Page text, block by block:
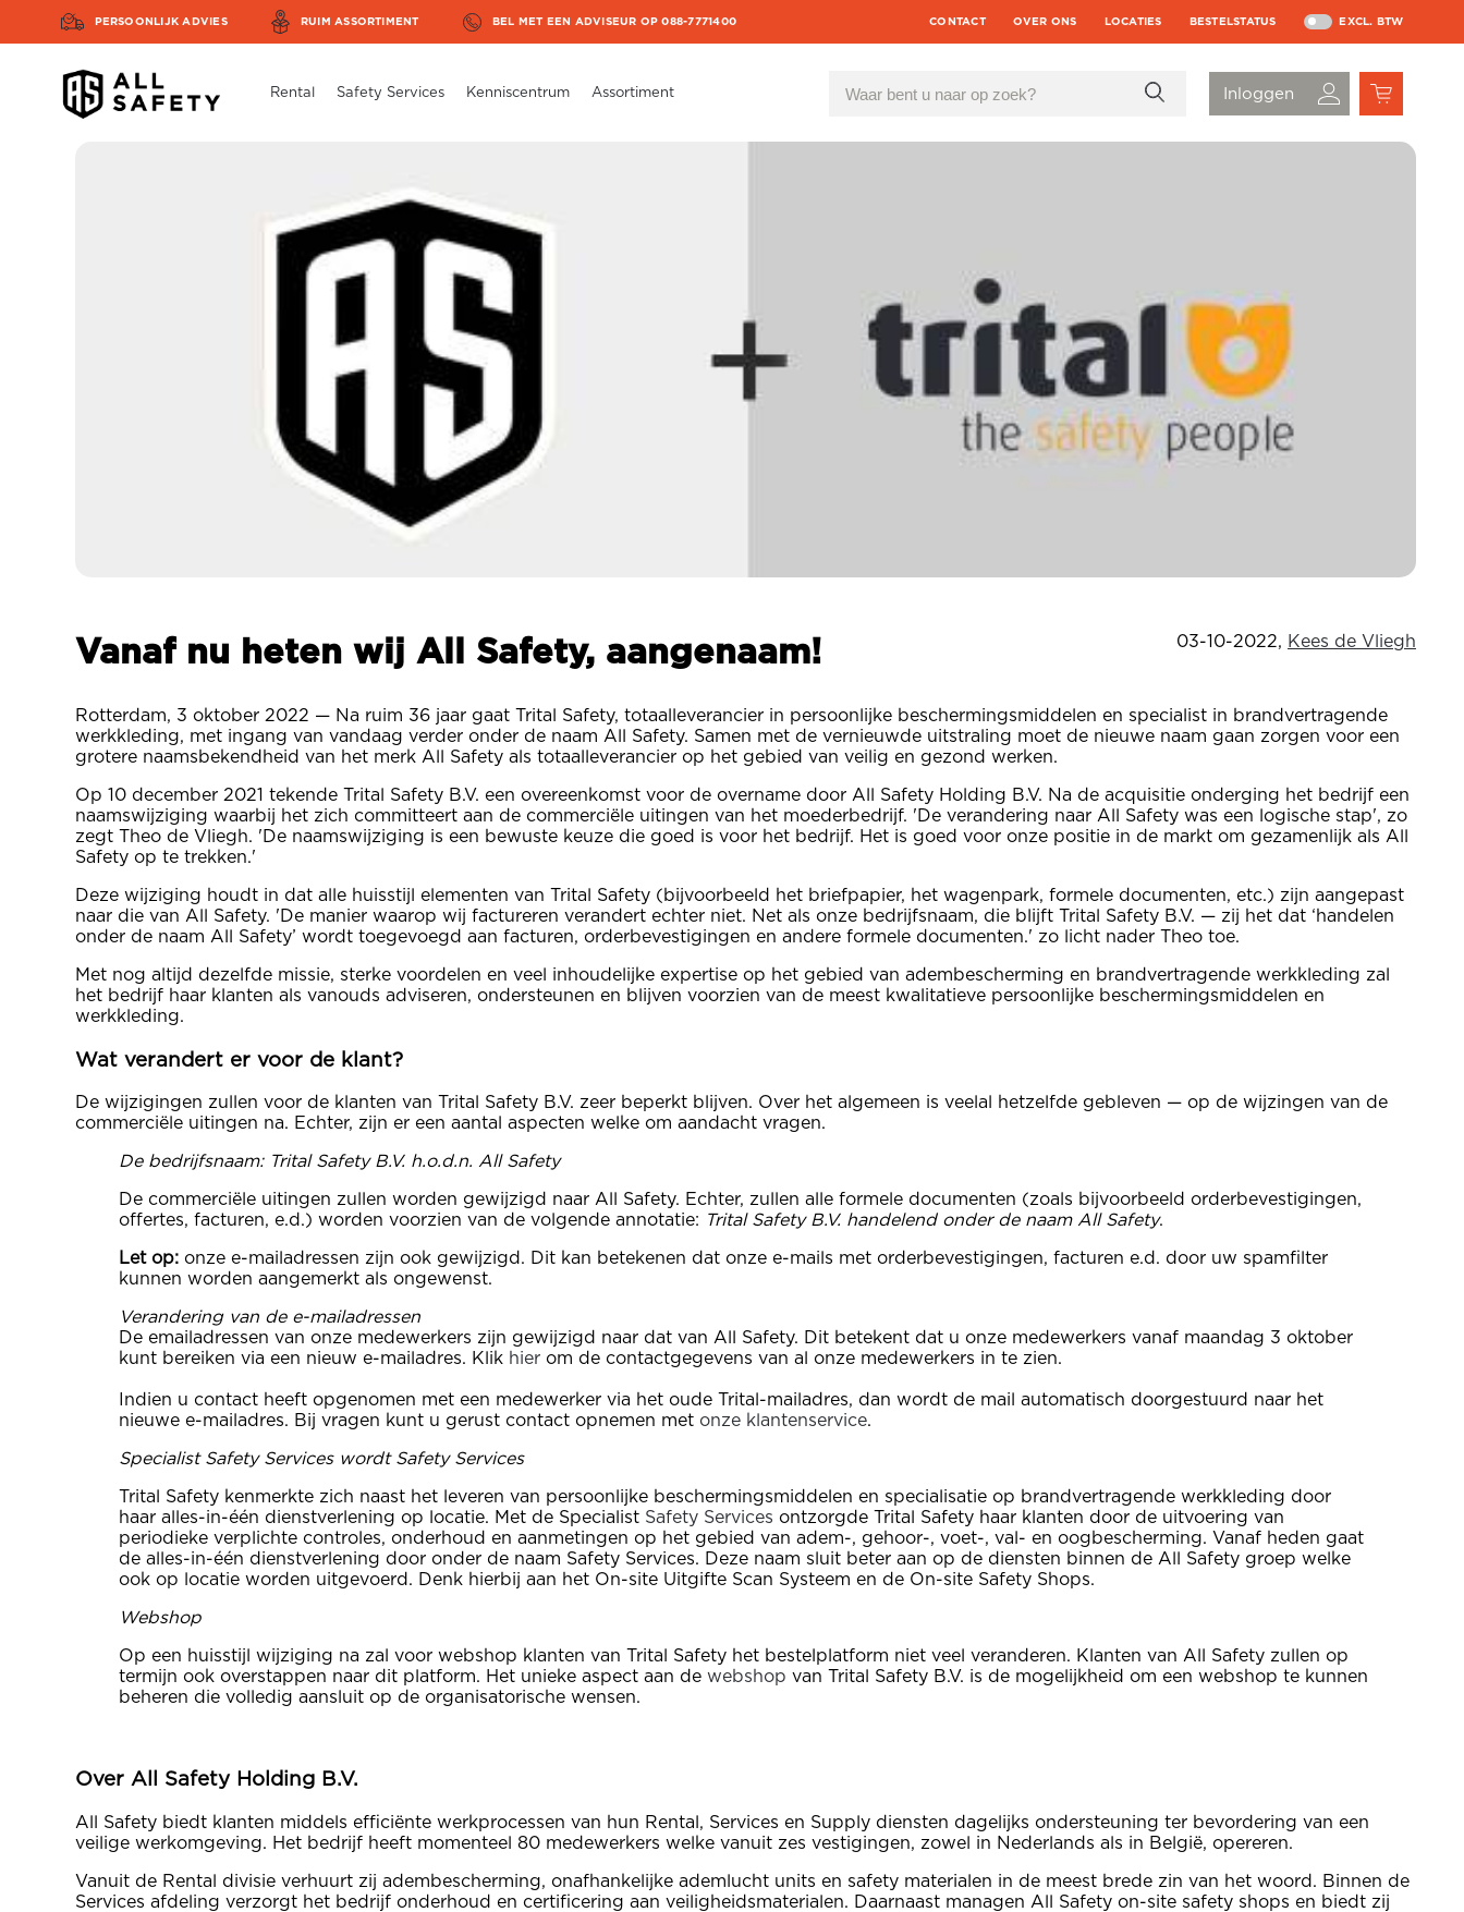
PERSOONLIJK ADVIES RUIM ASSORTIMENT BEL MET EEN ADVISEUR OP 088-7771400 CONTACT OVER ONS LOCATIES BESTELSTATUS EXCL. BTW
Rental Safety Services Kenniscentrum Assortiment
03-10-2022, Kees de Vliegh
Vanaf nu heten wij All Safety, aangenaam!
Rotterdam, 3 oktober 2022 — Na ruim 36 jaar gaat Trital Safety, totaalleverancier in persoonlijke beschermingsmiddelen en specialist in brandvertragende
werkkleding, met ingang van vandaag verder onder de naam All Safety. Samen met de vernieuwde uitstraling moet de nieuwe naam gaan zorgen voor een
grotere naamsbekendheid van het merk All Safety als totaalleverancier op het gebied van veilig en gezond werken.
Op 10 december 2021 tekende Trital Safety B.V. een overeenkomst voor de overname door All Safety Holding B.V. Na de acquisitie onderging het bedrijf een
naamswijziging waarbij het zich committeert aan de commerciële uitingen van het moederbedrijf. 'De verandering naar All Safety was een logische stap', zo
zegt Theo de Vliegh. 'De naamswijziging is een bewuste keuze die goed is voor het bedrijf. Het is goed voor onze positie in de markt om gezamenlijk als All
Safety op te trekken.'
Deze wijziging houdt in dat alle huisstijl elementen van Trital Safety (bijvoorbeeld het briefpapier, het wagenpark, formele documenten, etc.) zijn aangepast
naar die van All Safety. 'De manier waarop wij factureren verandert echter niet. Net als onze bedrijfsnaam, die blijft Trital Safety B.V. — zij het dat ‘handelen
onder de naam All Safety’ wordt toegevoegd aan facturen, orderbevestigingen en andere formele documenten.' zo licht nader Theo toe.
Met nog altijd dezelfde missie, sterke voordelen en veel inhoudelijke expertise op het gebied van adembescherming en brandvertragende werkkleding zal
het bedrijf haar klanten als vanouds adviseren, ondersteunen en blijven voorzien van de meest kwalitatieve persoonlijke beschermingsmiddelen en
werkkleding.
Wat verandert er voor de klant?
De wijzigingen zullen voor de klanten van Trital Safety B.V. zeer beperkt blijven. Over het algemeen is veelal hetzelfde gebleven — op de wijzingen van de
commerciële uitingen na. Echter, zijn er een aantal aspecten welke om aandacht vragen.
De bedrijfsnaam: Trital Safety B.V. h.o.d.n. All Safety
De commerciële uitingen zullen worden gewijzigd naar All Safety. Echter, zullen alle formele documenten (zoals bijvoorbeeld orderbevestigingen,
offertes, facturen, e.d.) worden voorzien van de volgende annotatie: Trital Safety B.V. handelend onder de naam All Safety.
Let op: onze e-mailadressen zijn ook gewijzigd. Dit kan betekenen dat onze e-mails met orderbevestigingen, facturen e.d. door uw spamfilter
kunnen worden aangemerkt als ongewenst.
Verandering van de e-mailadressen
De emailadressen van onze medewerkers zijn gewijzigd naar dat van All Safety. Dit betekent dat u onze medewerkers vanaf maandag 3 oktober
kunt bereiken via een nieuw e-mailadres. Klik hier om de contactgegevens van al onze medewerkers in te zien.
Indien u contact heeft opgenomen met een medewerker via het oude Trital-mailadres, dan wordt de mail automatisch doorgestuurd naar het
nieuwe e-mailadres. Bij vragen kunt u gerust contact opnemen met onze klantenservice.
Specialist Safety Services wordt Safety Services
Trital Safety kenmerkte zich naast het leveren van persoonlijke beschermingsmiddelen en specialisatie op brandvertragende werkkleding door
haar alles-in-één dienstverlening op locatie. Met de Specialist Safety Services ontzorgde Trital Safety haar klanten door de uitvoering van
periodieke verplichte controles, onderhoud en aanmetingen op het gebied van adem-, gehoor-, voet-, val- en oogbescherming. Vanaf heden gaat
de alles-in-één dienstverlening door onder de naam Safety Services. Deze naam sluit beter aan op de diensten binnen de All Safety groep welke
ook op locatie worden uitgevoerd. Denk hierbij aan het On-site Uitgifte Scan Systeem en de On-site Safety Shops.
Webshop
Op een huisstijl wijziging na zal voor webshop klanten van Trital Safety het bestelplatform niet veel veranderen. Klanten van All Safety zullen op
termijn ook overstappen naar dit platform. Het unieke aspect aan de webshop van Trital Safety B.V. is de mogelijkheid om een webshop te kunnen
beheren die volledig aansluit op de organisatorische wensen.
Over All Safety Holding B.V.
All Safety biedt klanten middels efficiënte werkprocessen van hun Rental, Services en Supply diensten dagelijks ondersteuning ter bevordering van een
veilige werkomgeving. Het bedrijf heeft momenteel 80 medewerkers welke vanuit zes vestigingen, zowel in Nederlands als in België, opereren.
Vanuit de Rental divisie verhuurt zij adembescherming, onafhankelijke ademlucht units en safety materialen in de meest brede zin van het woord. Binnen de
Services afdeling verzorgt het bedrijf onderhoud en certificering aan veiligheidsmaterialen. Daarnaast managen All Safety on-site safety shops en biedt zij